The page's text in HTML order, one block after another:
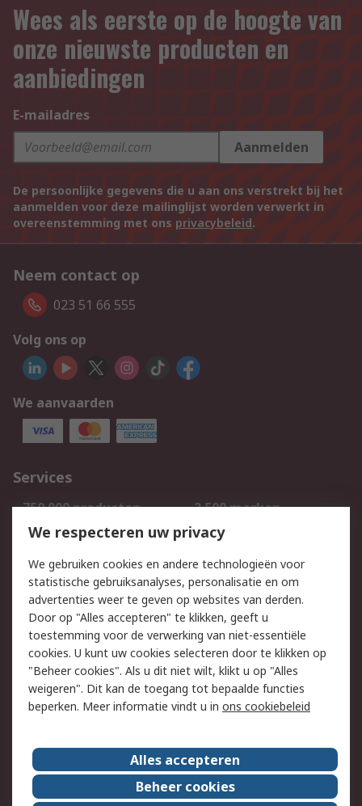
Wees als eerste op de hoogte van
onze nieuwste producten en
aanbiedingen
E-mailadres
Aanmelden
De persoonlijke gegevens die u aan ons verstrekt bij het
aanmelden voor deze mailinglijst worden verwerkt in
overeenstemming met ons privacybeleid.
Neem contact op
023 51 66 555
Volg ons op
We aanvaarden
Services
750.000 producten
2.500 merken
Bestellen
Inkoopoplossingen
Track & Trace
Wettelijk
Cookiebeleid
Email veiligheid
Privacybeleid
Websitevoorwaarden
Algemene
verkoopvoorwaarden
Over RS
RS Group
Over ons
We respecteren uw privacy
We gebruiken cookies en andere technologieën voor
statistische gebruiksanalyses, personalisatie en om
advertenties weer te geven op websites van derden.
Door op "Alles accepteren" te klikken, geeft u
toestemming voor de verwerking van niet-essentiële
cookies. U kunt uw cookies selecteren door te klikken op
"Beheer cookies". Als u dit niet wilt, klikt u op "Alles
weigeren". Dit kan de toegang tot bepaalde functies
beperken. Meer informatie vindt u in ons cookiebeleid
Alles accepteren
Beheer cookies